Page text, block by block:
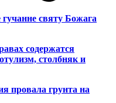
гучанне святу Божага
содержатся
столбняк и
провала грунта на